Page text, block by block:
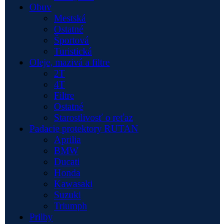
Obuv
Mestská
Ostatné
Športová
Turistická
Oleje, mazivá a filtre
2T
4T
Filtre
Ostatné
Starostlivosť o reťaz
Padacie protektory RUTAN
Aprilia
BMW
Ducati
Honda
Kawasaki
Suzuki
Triumph
Prilby